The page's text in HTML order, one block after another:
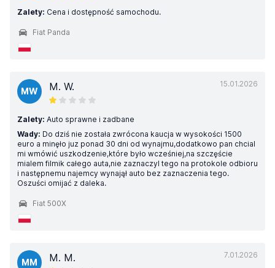
Zalety: Cena i dostępność samochodu.
Fiat Panda
15.01.2026
MW M. W.
Zalety: Auto sprawne i zadbane
Wady: Do dziś nie została zwrócona kaucja w wysokości 1500
euro a minęło juz ponad 30 dni od wynajmu,dodatkowo pan chcial
mi wmówić uszkodzenie,które było wcześniej,na szczęście
mialem filmik całego auta,nie zaznaczyl tego na protokole odbioru
i następnemu najemcy wynajął auto bez zaznaczenia tego.
Oszuści omijać z daleka.
Fiat 500X
7.01.2026
MM M. M.